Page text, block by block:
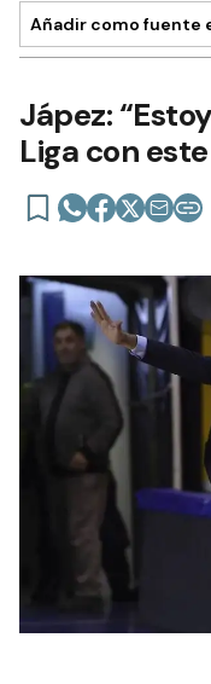
Añadir como fuente
Jápez:
Liga con